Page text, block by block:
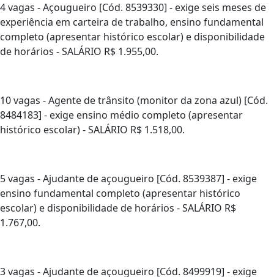
4 vagas - Açougueiro [Cód. 8539330] - exige seis meses de
experiência em carteira de trabalho, ensino fundamental
completo (apresentar histórico escolar) e disponibilidade
de horários - SALÁRIO R$ 1.955,00.
10 vagas - Agente de trânsito (monitor da zona azul) [Cód.
8484183] - exige ensino médio completo (apresentar
histórico escolar) - SALÁRIO R$ 1.518,00.
5 vagas - Ajudante de açougueiro [Cód. 8539387] - exige
ensino fundamental completo (apresentar histórico
escolar) e disponibilidade de horários - SALÁRIO R$
1.767,00.
3 vagas - Ajudante de açougueiro [Cód. 8499919] - exige